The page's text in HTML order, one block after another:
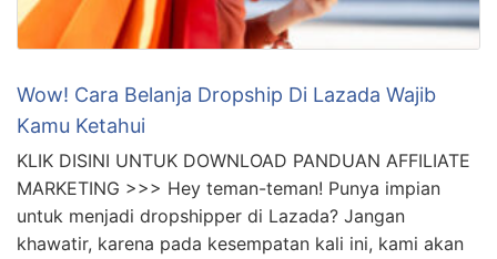
Wow! Cara Belanja Dropship Di Lazada Wajib
Kamu Ketahui
KLIK DISINI UNTUK DOWNLOAD PANDUAN AFFILIATE
MARKETING >>> Hey teman-teman! Punya impian
untuk menjadi dropshipper di Lazada? Jangan
khawatir, karena pada kesempatan kali ini, kami akan